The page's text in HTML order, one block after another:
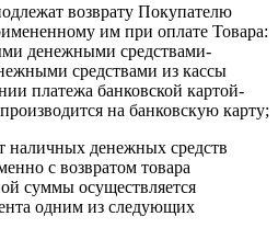
возврату Покупателю
им при оплате Товара:
денежными средствами-
средствами из кассы
платежа банковской картой-
на банковскую карту;
наличных денежных средств
с возвратом товара
суммы осуществляется
одним из следующих